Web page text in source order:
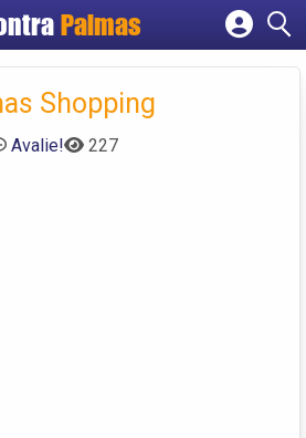
Palmas
Cadastrar empresa
Criar conta
Shopping
Avalie! 227